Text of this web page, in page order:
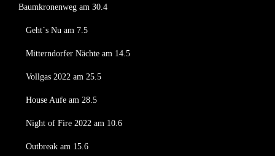
Baumkronenweg am 30.4
Geht´s Nu am 7.5
Mitterndorfer Nächte am 14.5
Vollgas 2022 am 25.5
House Aufe am 28.5
Night of Fire 2022 am 10.6
Outbreak am 15.6